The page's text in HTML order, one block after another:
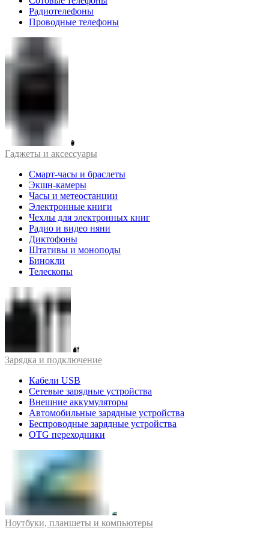
Радиотелефоны
Проводные телефоны
Гаджеты и аксессуары
Смарт-часы и браслеты
Экшн-камеры
Часы и метеостанции
Электронные книги
Чехлы для электронных книг
Радио и видео няни
Диктофоны
Штативы и моноподы
Бинокли
Телескопы
Зарядка и подключение
Кабели USB
Сетевые зарядные устройства
Внешние аккумуляторы
Автомобильные зарядные устройства
Беспроводные зарядные устройства
OTG переходники
Ноутбуки, планшеты и компьютеры